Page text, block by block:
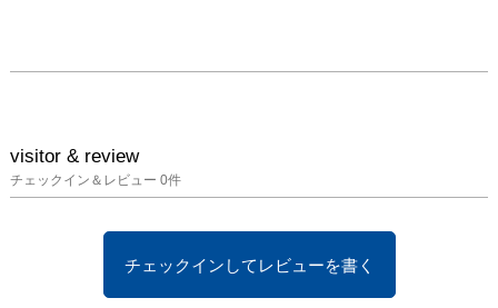
visitor & review
チェックイン＆レビュー 0件
チェックインしてレビューを書く